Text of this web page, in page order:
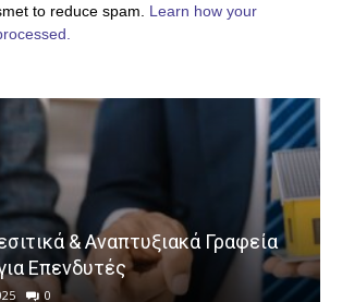
to reduce spam. Learn how your
& Αναπτυξιακά Γραφεία
Επενδυτές
0